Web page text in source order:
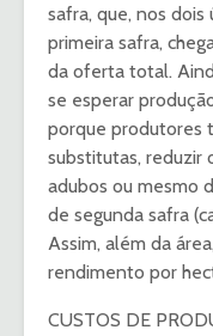
safra, que, nos
primeira safra,
da oferta total.
se esperar
porque produtores
substitutas, reduzir
adubos ou mesmo
de segunda safra
Assim, além da
rendimento por
CUSTOS DE